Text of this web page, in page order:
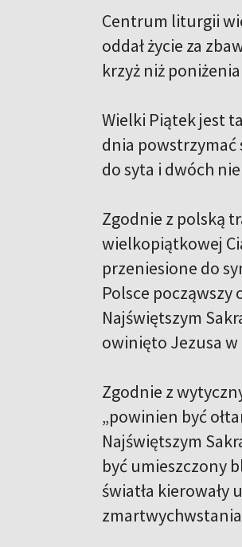
Centrum liturgii
oddał życie za
krzyż niż
Wielki Piątek jest
dnia powstrzymać
do syta i dwóch
Zgodnie z polską
wielkopiątkowej
przeniesione do
Polsce począwszy
Najświętszym
owinięto Jezusa w
Zgodnie z
„powinien być
Najświętszym
być umieszczony
światła kierowały